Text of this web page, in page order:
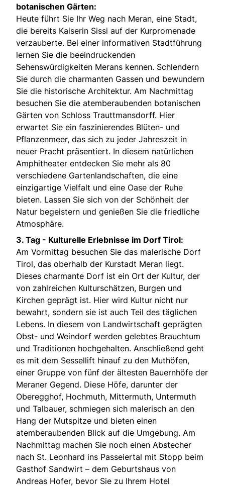
botanischen Gärten:
Heute führt Sie Ihr Weg nach Meran, eine Stadt,
die bereits Kaiserin Sissi auf der Kurpromenade
verzauberte. Bei einer informativen Stadtführung
lernen Sie die beeindruckenden
Sehenswürdigkeiten Merans kennen. Schlendern
Sie durch die charmanten Gassen und bewundern
Sie die historische Architektur. Am Nachmittag
besuchen Sie die atemberaubenden botanischen
Gärten von Schloss Trauttmansdorff. Hier
erwartet Sie ein faszinierendes Blüten- und
Pflanzenmeer, das sich zu jeder Jahreszeit in
neuer Pracht präsentiert. In diesem natürlichen
Amphitheater entdecken Sie mehr als 80
verschiedene Gartenlandschaften, die eine
einzigartige Vielfalt und eine Oase der Ruhe
bieten. Lassen Sie sich von der Schönheit der
Natur begeistern und genießen Sie die friedliche
Atmosphäre.
3. Tag - Kulturelle Erlebnisse im Dorf Tirol:
Am Vormittag besuchen Sie das malerische Dorf
Tirol, das oberhalb der Kurstadt Meran liegt.
Dieses charmante Dorf ist ein Ort der Kultur, der
von zahlreichen Kulturschätzen, Burgen und
Kirchen geprägt ist. Hier wird Kultur nicht nur
bewahrt, sondern sie ist auch Teil des täglichen
Lebens. In diesem von Landwirtschaft geprägten
Obst- und Weindorf werden gelebtes Brauchtum
und Traditionen hochgehalten. Anschließend geht
es mit dem Sessellift hinauf zu den Muthöfen,
einer Gruppe von fünf der ältesten Bauernhöfe der
Meraner Gegend. Diese Höfe, darunter der
Oberegghof, Hochmuth, Mittermuth, Untermuth
und Talbauer, schmiegen sich malerisch an den
Hang der Mutspitze und bieten einen
atemberaubenden Blick auf die Umgebung. Am
Nachmittag machen Sie noch einen Abstecher
nach St. Leonhard ins Passeiertal mit Stopp beim
Gasthof Sandwirt – dem Geburtshaus von
Andreas Hofer, bevor Sie zu Ihrem Hotel